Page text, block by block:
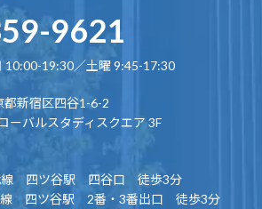
9621
19:30／土曜 9:45-17:30
都新宿区四谷1-6-2
バルスタディスクエア 3F
線 四ツ谷駅 四谷口 徒歩3分
線 四ツ谷駅 2番・3番出口 徒歩3分